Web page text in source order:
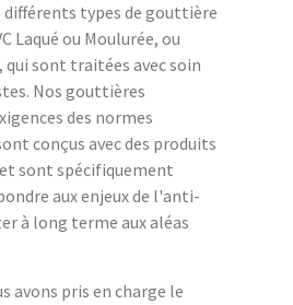
différents types de gouttière
Laqué ou Moulurée, ou
qui sont traitées avec soin
Nos gouttières
des normes
conçus avec des produits
sont spécifiquement
aux enjeux de l'anti-
à long terme aux aléas
avons pris en charge le